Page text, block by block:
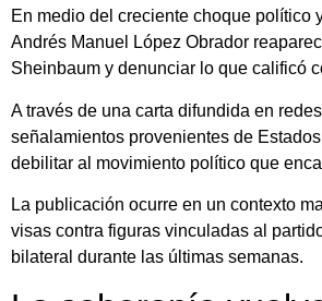
En medio del creciente choque político
Andrés Manuel López Obrador
Sheinbaum y denunciar lo que calificó
A través de una carta difundida en
señalamientos provenientes de
debilitar al movimiento político que
La publicación ocurre en un contexto
visas contra figuras vinculadas al
bilateral durante las últimas semanas.